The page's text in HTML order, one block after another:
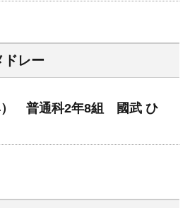
ドレー
） 普通科2年8組 國武 ひ